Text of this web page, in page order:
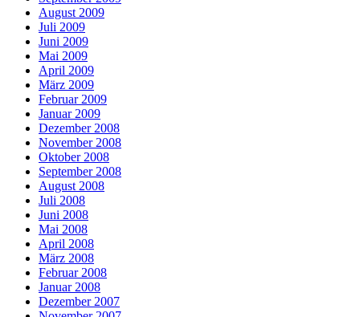
August 2009
Juli 2009
Juni 2009
Mai 2009
April 2009
März 2009
Februar 2009
Januar 2009
Dezember 2008
November 2008
Oktober 2008
September 2008
August 2008
Juli 2008
Juni 2008
Mai 2008
April 2008
März 2008
Februar 2008
Januar 2008
Dezember 2007